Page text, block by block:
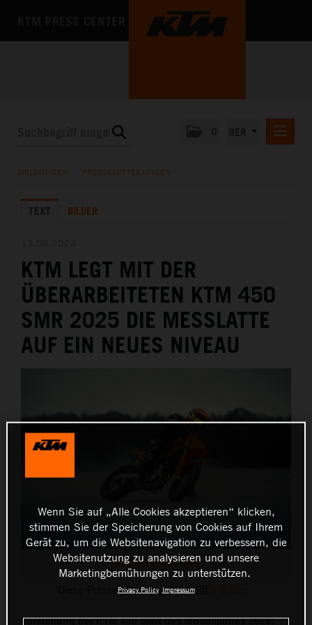
MEDIA
MELDUNGEN PRESSEMITTEILUNGEN
TEXT BILDER
KTM LEGT MIT DER
ÜBERARBEITETEN KTM 450
SMR 2025 DIE MESSLATTE
AUF EIN NEUES NIVEAU
MY25 KTM 450 SMR
Diese Pressemitteilung hat:
Vorstellung der KTM 450 SMR des Modelljahres 2025:
Wenn Sie auf „Alle Cookies akzeptieren“ klicken,
stimmen Sie der Speicherung von Cookies auf Ihrem
Gerät zu, um die Websitenavigation zu verbessern, die
Websitenutzung zu analysieren und unsere
Marketingbemühungen zu unterstützen.
Privacy Policy Impressum